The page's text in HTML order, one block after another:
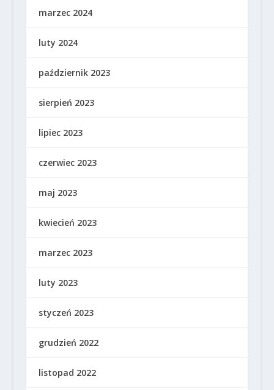
marzec 2024
luty 2024
październik 2023
sierpień 2023
lipiec 2023
czerwiec 2023
maj 2023
kwiecień 2023
marzec 2023
luty 2023
styczeń 2023
grudzień 2022
listopad 2022